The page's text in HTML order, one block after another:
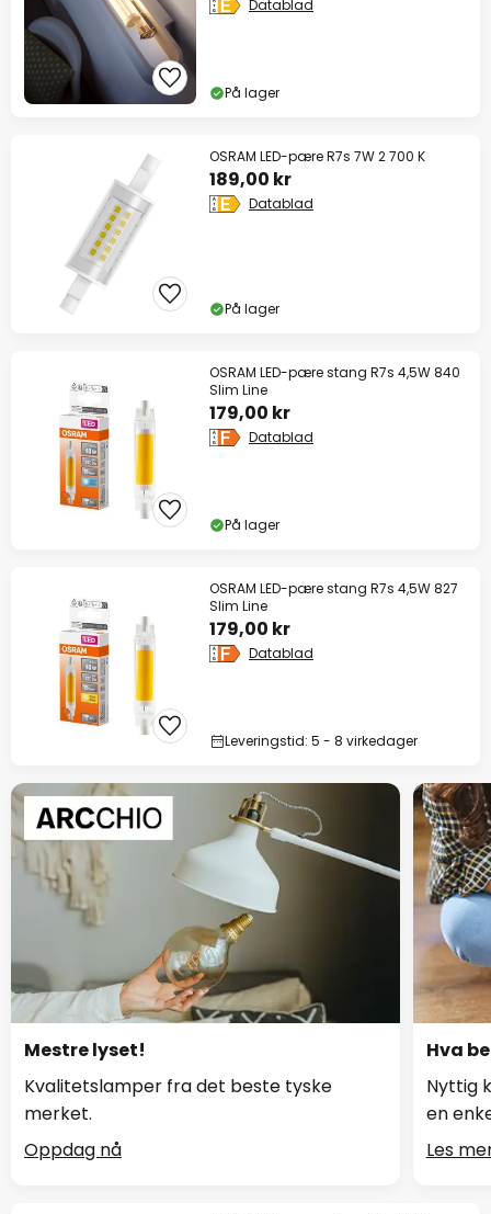
Datablad
På lager
OSRAM LED-pære R7s 7W 2 700 K
189,00 kr
Datablad
På lager
OSRAM LED-pære stang R7s 4,5W 840
Slim Line
179,00 kr
Datablad
På lager
OSRAM LED-pære stang R7s 4,5W 827
Slim Line
179,00 kr
Datablad
Leveringstid: 5 - 8 virkedager
Mestre lyset!
Kvalitetslamper fra det beste tyske
merket.
Oppdag nå
Hva
Nyttig
en
Les